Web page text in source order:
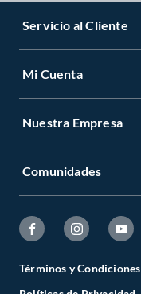
Servicio al Cliente
Mi Cuenta
Nuestra Empresa
Comunidades
Términos y Condiciones